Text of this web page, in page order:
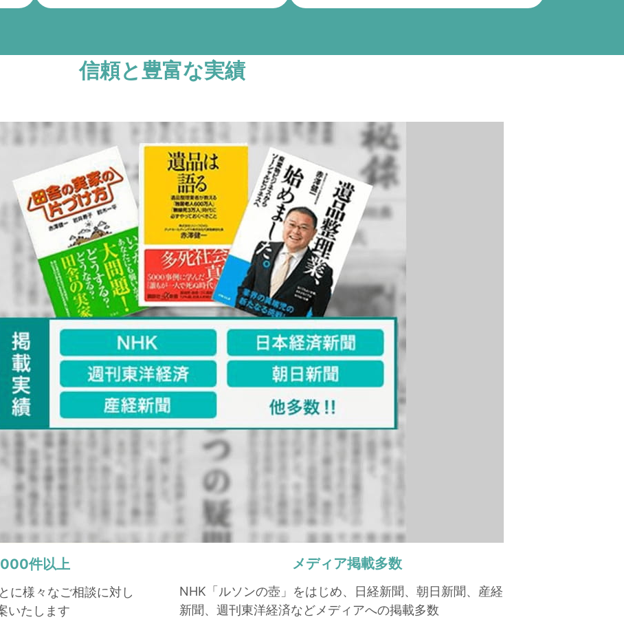
信頼と豊富な実績
件以上
に様々なご相談に対し
いたします
メディア掲載多数
NHK「ルソンの壺」をはじめ、日経新聞、朝日新聞、産経
新聞、週刊東洋経済などメディアへの掲載多数